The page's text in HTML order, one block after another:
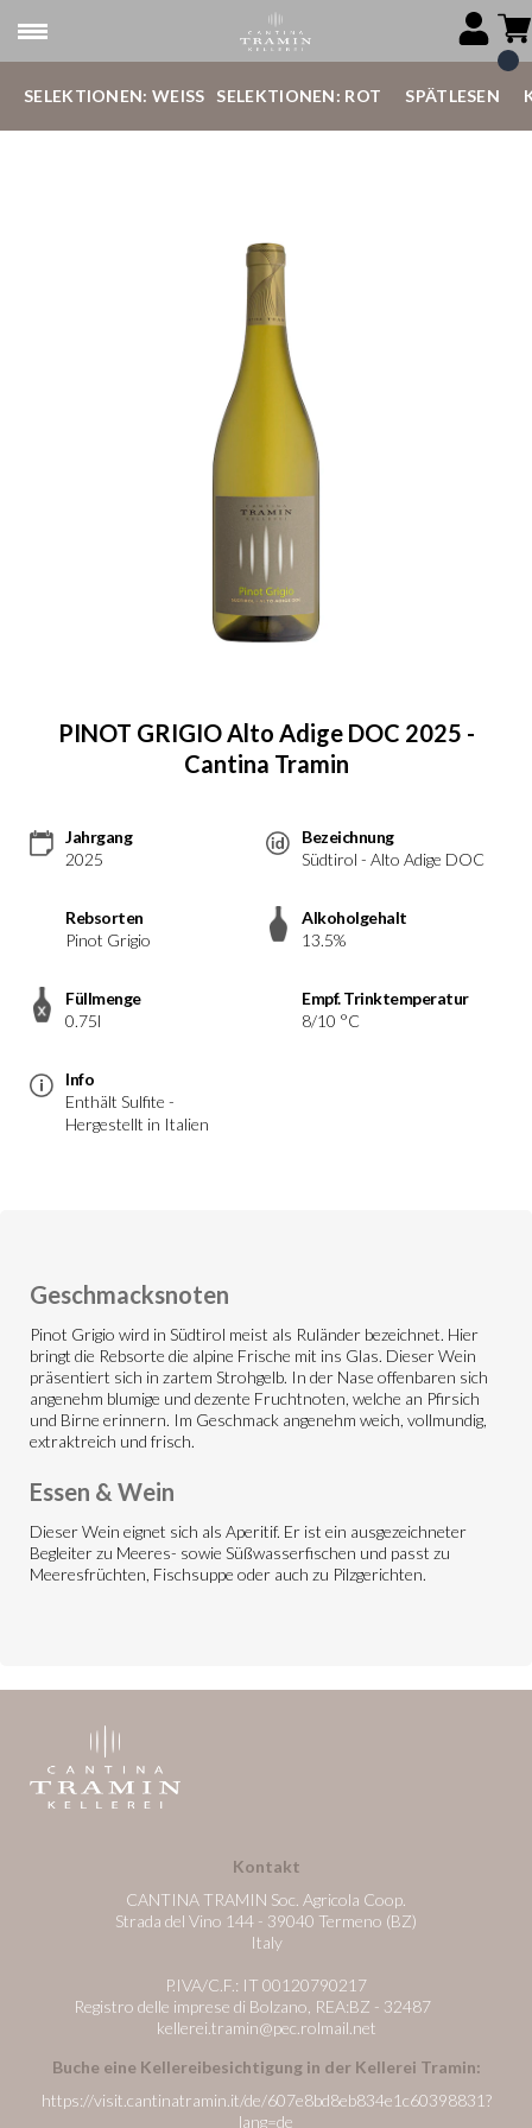
SELEKTIONEN: WEISS SELEKTIONEN: ROT SPÄTLESEN
PINOT GRIGIO Alto Adige DOC 2025 -
Cantina Tramin
Jahrgang
2025
Bezeichnung
Südtirol - Alto Adige DOC
Rebsorten
Pinot Grigio
Alkoholgehalt
13.5%
Füllmenge
0.75l
Empf. Trinktemperatur
8/10 °C
Info
Enthält Sulfite -
Hergestellt in Italien
Geschmacksnoten
Pinot Grigio wird in Südtirol meist als Ruländer bezeichnet. Hier
bringt die Rebsorte die alpine Frische mit ins Glas. Dieser Wein
präsentiert sich in zartem Strohgelb. In der Nase offenbaren sich
angenehm blumige und dezente Fruchtnoten, welche an Pfirsich
und Birne erinnern. Im Geschmack angenehm weich, vollmundig,
extraktreich und frisch.
Essen & Wein
Dieser Wein eignet sich als Aperitif. Er ist ein ausgezeichneter
Begleiter zu Meeres- sowie Süßwasserfischen und passt zu
Meeresfrüchten, Fischsuppe oder auch zu Pilzgerichten.
Kontakt
CANTINA TRAMIN Soc. Agricola Coop.
Strada del Vino 144 - 39040 Termeno (BZ)
Italy
P.IVA/C.F.: IT 00120790217
Registro delle imprese di Bolzano, REA:BZ - 32487
kellerei.tramin@pec.rolmail.net
Buche eine Kellereibesichtigung in der Kellerei Tramin:
https://visit.cantinatramin.it/de/607e8bd8eb834e1c60398831?
lang=de